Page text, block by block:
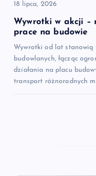
s
u
18 lipca, 2026
Wywrotki w akcji –
prace na budowie
Wywrotki od lat
budowlanych, łącząc
działania na placu
transport różnorodnych